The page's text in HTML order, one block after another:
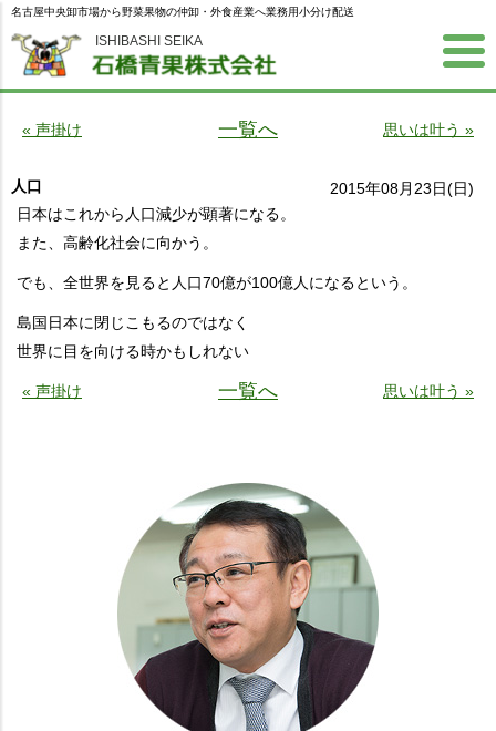
ISHIBASHI SEIKA
名古屋中央卸市場から野菜果物の仲卸・外食産業へ業務用小分け配送
« 声掛け 一覧へ 思いは叶う »
人口
2015年08月23日(日)
日本はこれから人口減少が顕著になる。
また、高齢化社会に向かう。
でも、全世界を見ると人口70億が100億人になるという。
島国日本に閉じこもるのではなく
世界に目を向ける時かもしれない
« 声掛け 一覧へ 思いは叶う »